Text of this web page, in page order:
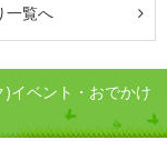
一覧へ
イベント・おでかけ